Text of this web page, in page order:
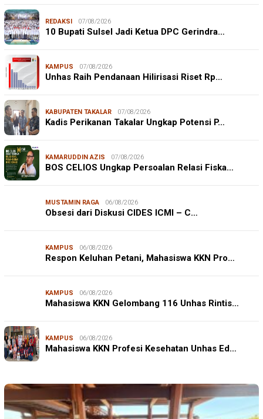
REDAKSI 07/08/2026
10 Bupati Sulsel Jadi Ketua DPC Gerindra…
KAMPUS 07/08/2026
Unhas Raih Pendanaan Hilirisasi Riset Rp…
KABUPATEN TAKALAR 07/08/2026
Kadis Perikanan Takalar Ungkap Potensi P…
KAMARUDDIN AZIS 07/08/2026
BOS CELIOS Ungkap Persoalan Relasi Fiska…
MUSTAMIN RAGA 06/08/2026
Obsesi dari Diskusi CIDES ICMI – C…
KAMPUS 06/08/2026
Respon Keluhan Petani, Mahasiswa KKN Pro…
KAMPUS 06/08/2026
Mahasiswa KKN Gelombang 116 Unhas Rintis…
KAMPUS 06/08/2026
Mahasiswa KKN Profesi Kesehatan Unhas Ed…